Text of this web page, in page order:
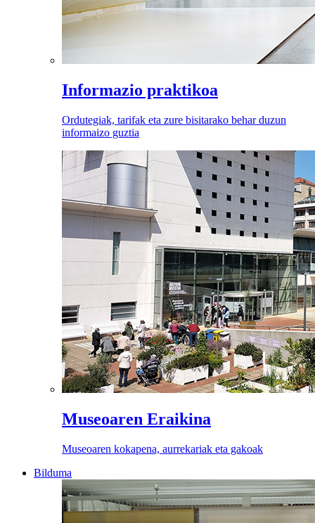
Informazio praktikoa
Ordutegiak, tarifak eta zure bisitarako behar duzun
informaizo guztia
Museoaren Eraikina
Museoaren kokapena, aurrekariak eta gakoak
Bilduma